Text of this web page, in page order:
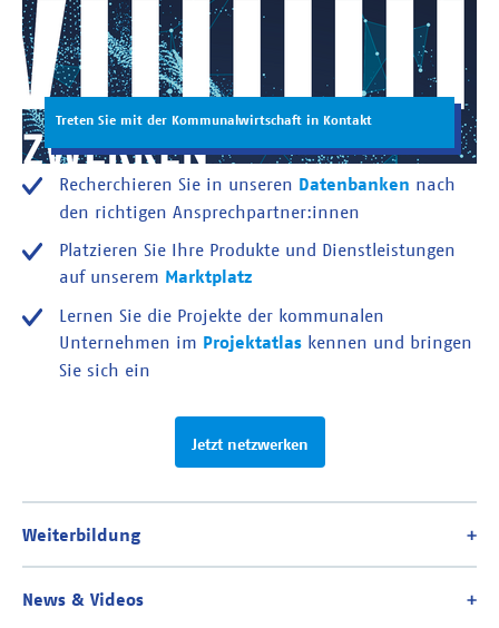
Treten Sie mit der Kommunalwirtschaft in Kontakt
Recherchieren Sie in unseren Datenbanken nach
den richtigen Ansprechpartner:innen
Platzieren Sie Ihre Produkte und Dienstleistungen
auf unserem Marktplatz
Lernen Sie die Projekte der kommunalen
Unternehmen im Projektatlas kennen und bringen
Sie sich ein
Jetzt netzwerken